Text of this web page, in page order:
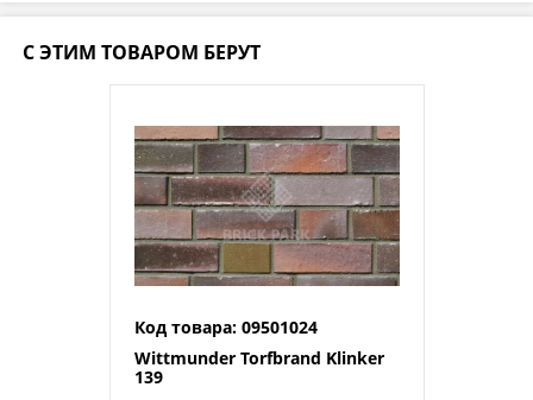
С ЭТИМ ТОВАРОМ БЕРУТ
Код товара: 09501024
Wittmunder Torfbrand Klinker
139